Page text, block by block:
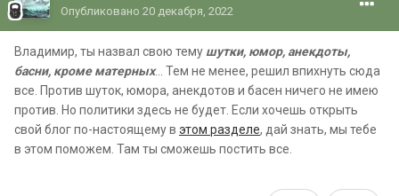
Опубликовано 20 декабря, 2022
Владимир, ты назвал свою тему шутки, юмор, анекдоты,
басни, кроме матерных... Тем не менее, решил впихнуть сюда
все. Против шуток, юмора, анекдотов и басен ничего не имею
против. Но политики здесь не будет. Если хочешь открыть
свой блог по-настоящему в этом разделе, дай знать, мы тебе
в этом поможем. Там ты сможешь постить все.